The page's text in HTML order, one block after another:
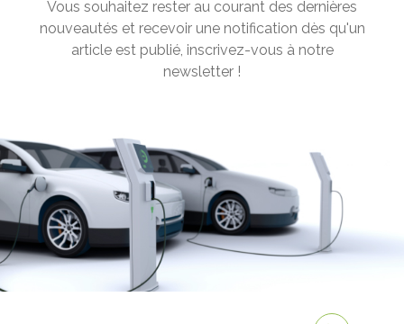
← Revenir aux actualités
RIVIERA ELECTRIC CHALLENGE 2021
: VICTOIRE DE BERNARD DARNICHE
ET PHILIPPE DUPUY
Rédigé par La Rédaction le 23 Sep 2021 à 10:15
commentaires
Vous souhaitez rester au courant des dernières
nouveautés et recevoir une notification dès qu'un
article est publié, inscrivez-vous à notre
newsletter !